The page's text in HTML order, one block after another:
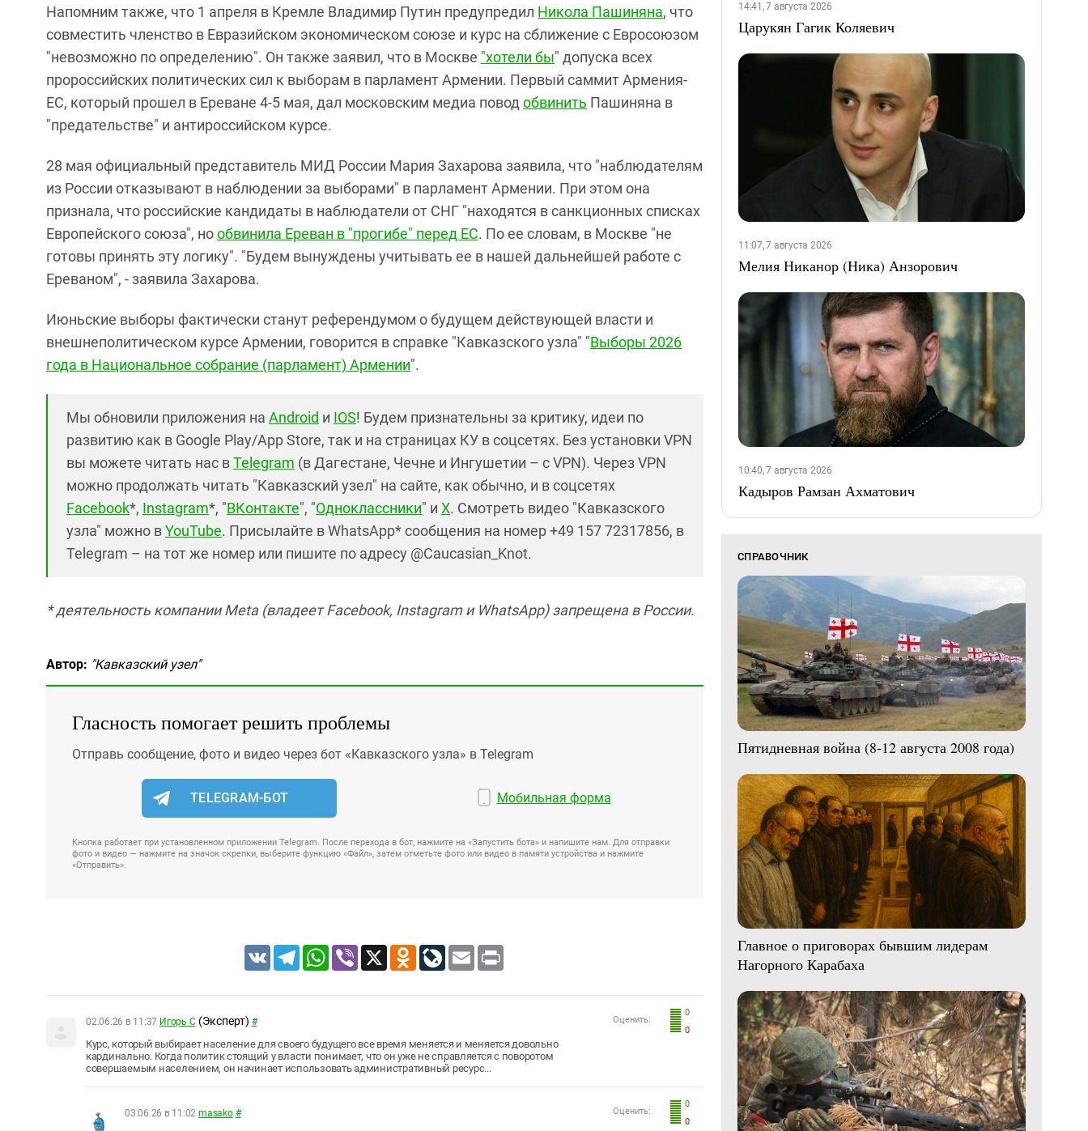
Напомним также, что 1 апреля в Кремле Владимир Путин предупредил Никола Пашиняна, что
совместить членство в Евразийском экономическом союзе и курс на сближение с Евросоюзом
"невозможно по определению". Он также заявил, что в Москве "хотели бы" допуска всех
пророссийских политических сил к выборам в парламент Армении. Первый саммит Армения-
ЕС, который прошел в Ереване 4-5 мая, дал московским медиа повод обвинить Пашиняна в
"предательстве" и антироссийском курсе.
28 мая официальный представитель МИД России Мария Захарова заявила, что "наблюдателям
из России отказывают в наблюдении за выборами" в парламент Армении. При этом она
признала, что российские кандидаты в наблюдатели от СНГ "находятся в санкционных списках
Европейского союза", нообвинила Ереван в "прогибе" перед ЕС. По ее словам, в Москве "не
готовы принять эту логику". "Будем вынуждены учитывать ее в нашей дальнейшей работе с
Ереваном", - заявила Захарова.
Июньские выборы фактически станут референдумом о будущем действующей власти и
внешнеполитическом курсе Армении, говорится в справке "Кавказского узла" "Выборы 2026
года в Национальное собрание (парламент) Армении".
Мы обновили приложения на Android и IOS! Будем признательны за критику, идеи по
развитию как в Google Play/App Store, так и на страницах КУ в соцсетях. Без установки VPN
вы можете читать нас вTelegram (в Дагестане, Чечне и Ингушетии – с VPN). Через VPN
можно продолжать читать "Кавказский узел" на сайте, как обычно, и в соцсетях
Facebook*, Instagram*, "ВКонтакте", "Одноклассники" и X. Смотреть видео "Кавказского
узла" можно вYouTube. Присылайте в WhatsApp* сообщения на номер +49 157 72317856, в
Telegram – на тот же номер или пишите по адресу @Caucasian_Knot.
* деятельность компании Meta (владеет Facebook, Instagram и WhatsApp) запрещена в России.
Автор: "Кавказский узел"
Гласность помогает решить проблемы
Отправь сообщение, фото и видео через бот «Кавказского узла» в Telegram
TELEGRAM-БОТ Мобильная форма
Кнопка работает при установленном приложении Telegram. После перехода в бот, нажмите на «Запустить бота» и напишите нам. Для отправки
фото и видео — нажмите на значок скрепки, выберите функцию «Файл», затем отметьте фото или видео в памяти устройства и нажмите
«Отправить».
VK TelegramWhatsApp
Viber X Odnoklassniki
LiveJournal
Email
0
0
Оценить:
02.06.26 в 11:37 Игорь С (Эксперт) #
Курс, который выбирает население для своего будущего все время меняется и меняется довольно
кардинально. Когда политик стоящий у власти понимает, что он уже не справляется с поворотом
совершаемым населением, он начинает использовать административный ресурс...
0
0
Оценить:
03.06.26 в 11:02 masako #
14:41, 7 августа 2026
Царукян Гагик Коляевич
11:07, 7 августа 2026
Мелия Никанор (Ника) Анзорович
10:40, 7 августа 2026
Кадыров Рамзан Ахматович
СПРАВОЧНИК
Пятидневная война (8-12 августа 2008 года)
Главное о приговорах бывшим лидерам
Нагорного Карабаха